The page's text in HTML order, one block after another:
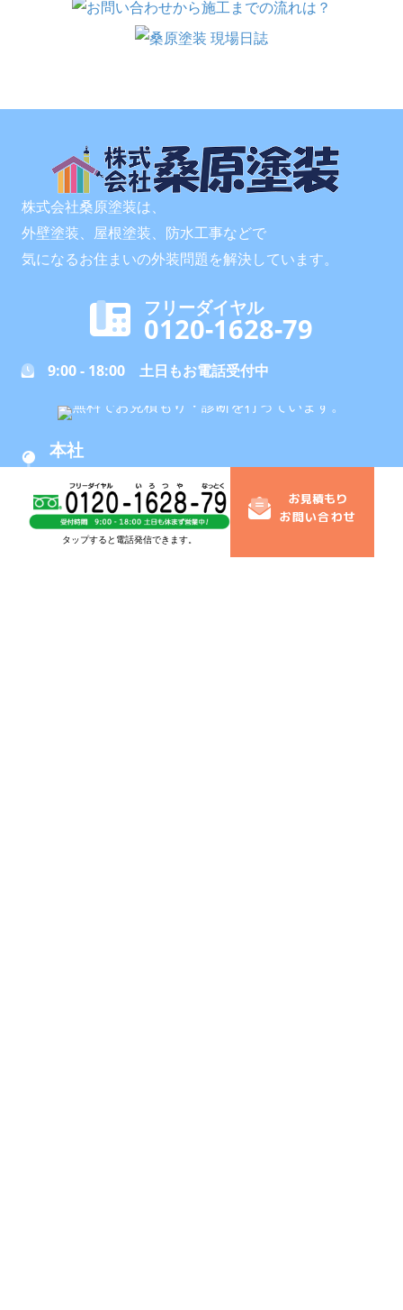
株式会社桑原塗装は、
外壁塗装、屋根塗装、防水工事などで
気になるお住まいの外装問題を解決しています。
フリーダイヤル
0120-1628-79
9:00 - 18:00 土日もお電話受付中
本社
〒233-0012 横浜市港南区上永谷1-9-17
営業所
〒233-0013 横浜市港南区丸山台2-41-76-101
タップすると電話発信できます。
お見積もり
お問い合わせ